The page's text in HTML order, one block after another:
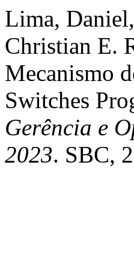
Lima,
Christian E.
Mecanismo
Switches
Gerência e
2023. SBC,